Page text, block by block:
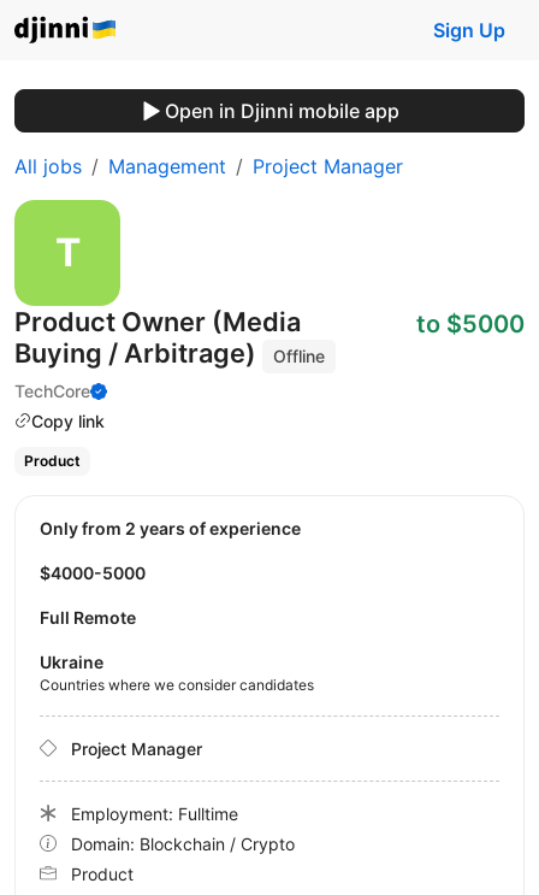
Sign Up
Open in Djinni mobile app
All jobs Management Project Manager
Product Owner (Media
Buying / Arbitrage)
Offline
TechCore
Copy link
to $5000
Product
Only from 2 years of experience
$4000-5000
Full Remote
Ukraine
Countries where we consider candidates
Project Manager
Employment: Fulltime
Domain: Blockchain / Crypto
Product